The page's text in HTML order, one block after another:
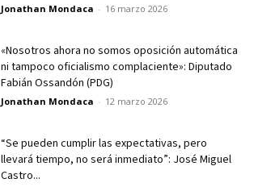
Jonathan Mondaca - 16 marzo 2026
«Nosotros ahora no somos oposición automática
ni tampoco oficialismo complaciente»: Diputado
Fabián Ossandón (PDG)
Jonathan Mondaca - 12 marzo 2026
“Se pueden cumplir las expectativas, pero
llevará tiempo, no será inmediato”: José Miguel
Castro...